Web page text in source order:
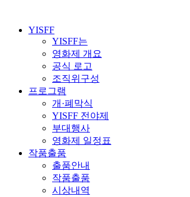
YISFF
YISFF는
영화제 개요
공식 로고
조직위구성
프로그램
개·폐막식
YISFF 전야제
부대행사
영화제 일정표
작품출품
출품안내
작품출품
시상내역